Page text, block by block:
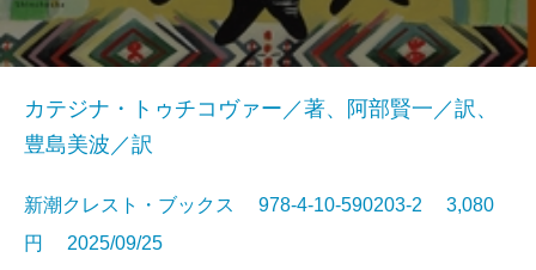
カテジナ・トゥチコヴァー／著、阿部賢一／訳、
豊島美波／訳
新潮クレスト・ブックス 978-4-10-590203-2 3,080
円 2025/09/25